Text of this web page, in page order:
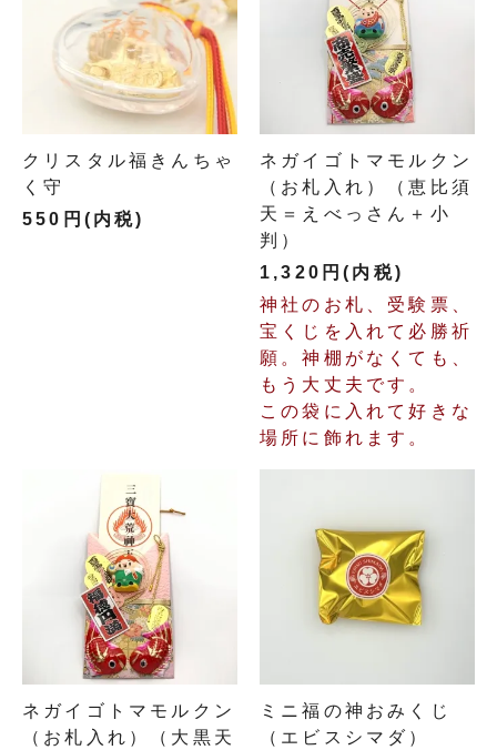
クリスタル福きんちゃ
く守
550円(内税)
ネガイゴトマモルクン
（お札入れ）（恵比須
天＝えべっさん＋小
判）
1,320円(内税)
神社のお札、受験票、
宝くじを入れて必勝祈
願。神棚がなくても、
もう大丈夫です。
この袋に入れて好きな
場所に飾れます。
ネガイゴトマモルクン
（お札入れ）（大黒天
ミニ福の神おみくじ
（エビスシマダ）